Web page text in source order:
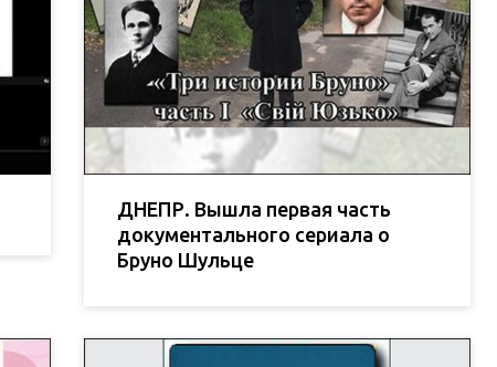
ДНЕПР. Вышла первая часть
документального сериала о
Бруно Шульце